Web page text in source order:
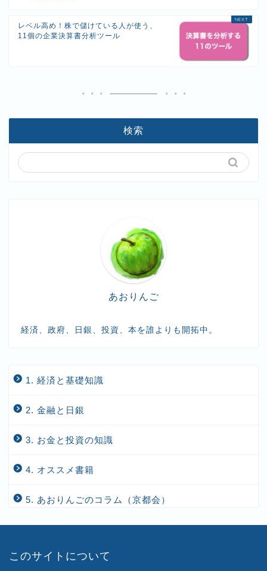
レベル高め！株で儲けている人が使う、
11個の企業決算書分析ツール
検索
あおりんご
経済、政府、日銀、投資、本を誰よりも開拓中。
1. 経済と基礎知識
2. 金融と日銀
3. お金と投資の知識
4. オススメ書籍
5. あおりんごのコラム（京都会）
このサイトについて